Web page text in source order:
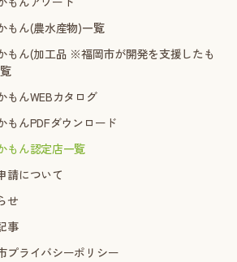
もん(農水産物)一覧
もん(加工品 ※福岡市が開発を支援したも
もんWEBカタログ
もんPDFダウンロード
もん認定店一覧
請について
せ
事
プライバシーポリシー